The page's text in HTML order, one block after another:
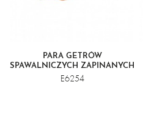
PARA GETRÓW
SPAWALNICZYCH ZAPINANYCH
NA RZEPY
E6254